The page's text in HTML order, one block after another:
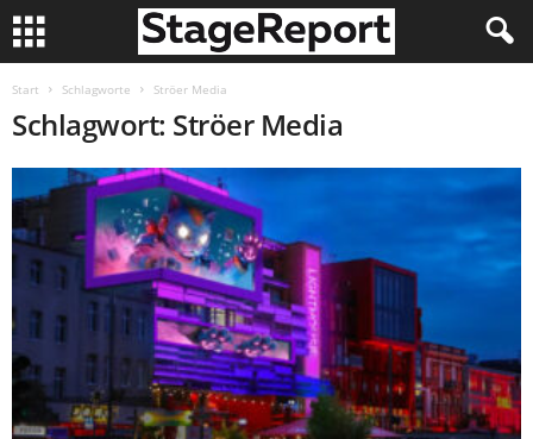
Start Schlagworte Ströer Media
Schlagwort: Ströer Media